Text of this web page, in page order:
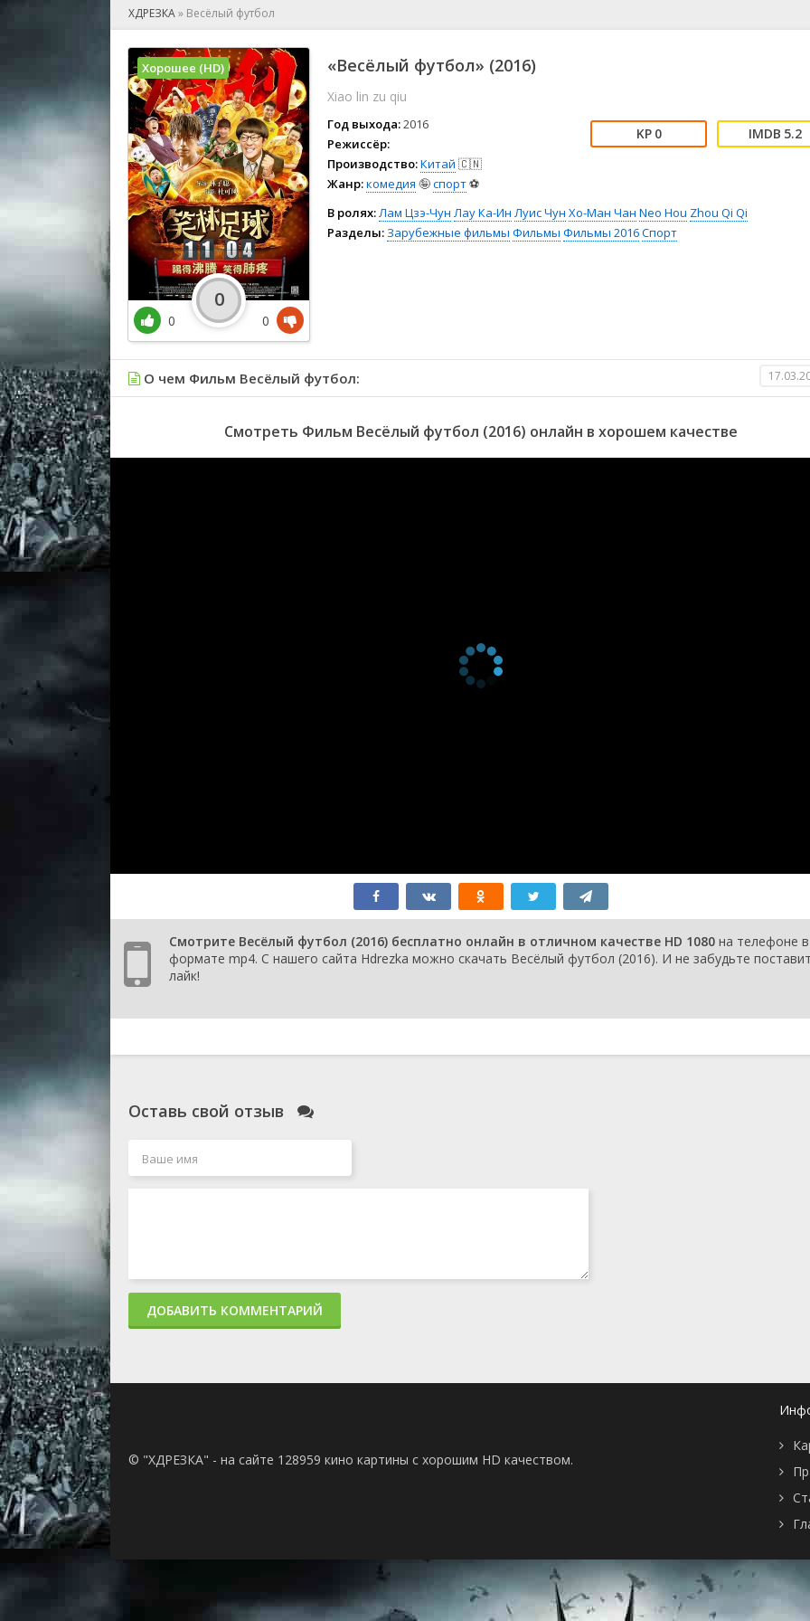
🕺 Мюзикл
👨‍💼 Новости
👨‍💻 Реальное тв
🎤 Ток-шоу
😱 Ужасы
🧙‍♀️ Фантастика
🤠 Фильм-нуар
🧝‍♂️ Фэнтези
🏅 Церемония
ХДРЕЗКА» Весёлый футбол
«Весёлый футбол» (2016)
Xiao lin zu qiu
Год выхода:2016
Режиссёр:
Производство:Китай 🇨🇳
Жанр:комедия 🤪спорт⚽
0 5.2
В ролях:Лам Цзэ-Чун Лау Ка-Ин Луис Чун Хо-Ман Чан Neo Hou Zhou Qi Qi
Разделы: Зарубежные фильмы Фильмы Фильмы 2016Спорт
Хорошее (HD)
0
0
0
О чем Фильм Весёлый футбол:
Смотреть Фильм Весёлый футбол (2016) онлайн в хорошем качестве
Смотрите Весёлый футбол (2016) бесплатно онлайн в отличном качестве HD 1080 на телефоне в
формате mp4. С нашего сайта Hdrezka можно скачать Весёлый футбол (2016). И не забудьте
лайк!
Оставь свой отзыв
ДОБАВИТЬ КОММЕНТАРИЙ
© "ХДРЕЗКА" - на сайте 128959 кино картины с хорошим HD качеством.